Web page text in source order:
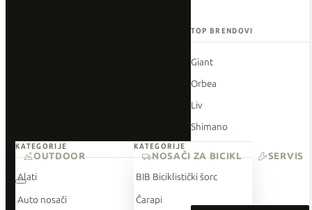
TOP BRENDOVI
Giant
Orbea
Liv
Shimano
O'Neal
KATEGORIJE
Alati
Auto nosači
KATEGORIJE
BIB Biciklistički šorc
Čarapi
OUTDOOR NOSAČI ZA BICIKL SERVIS